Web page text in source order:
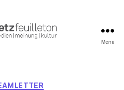
Menü
Kategorien